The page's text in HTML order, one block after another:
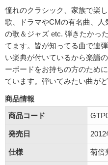
憧れのクラシック、家族で楽
歌、ドラマやCMの有名曲、
の歌＆ジャズ etc. 弾きたかっ
てます。皆が知ってる曲で連
い楽典が付いているから楽譜
ーボードをお持ちの方のため
ています。弾いてみたい曲が
商品情報
商品コード
発売日 2012
仕様 菊倍